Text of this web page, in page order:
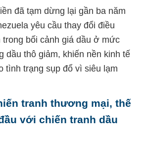
đã tạm dừng lại gần ba năm
yêu cầu thay đổi điều
trong bối cảnh giá dầu ở mức
dầu thô giảm, khiến nền kinh tế
tình trạng sụp đổ vì siêu lạm
tranh thương mại, thế
với chiến tranh dầu